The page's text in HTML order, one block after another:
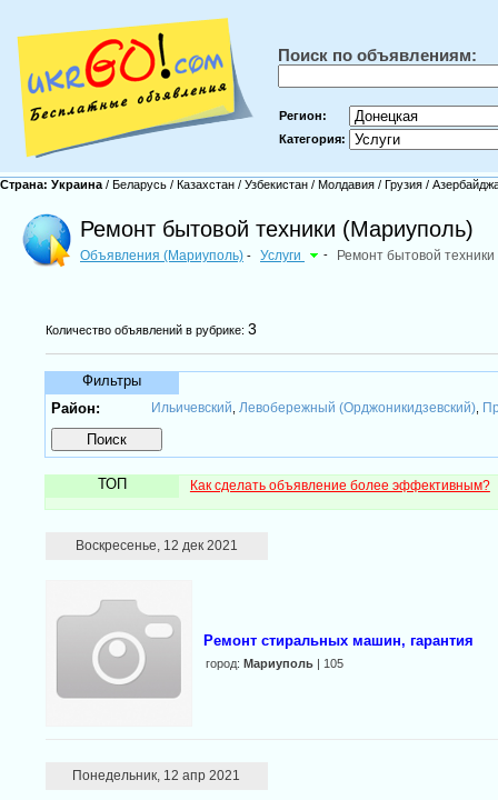
Поиск по объявлениям:
Регион:
Категория:
Страна: Украина / Беларусь / Казахстан / Узбекистан / Молдавия / Грузия /
Ремонт бытовой техники (Мариуполь)
Объявления (Мариуполь) - Услуги - Ремонт бытовой техники
Количество объявлений в рубрике: 3
Фильтры
Район:
Ильичевский Левобережный (Орджоникидзевский),
ТОП Как сделать объявление более эффективным?
Воскресенье, 12 дек 2021
Ремонт стиральных машин, гарантия
город: Мариуполь| 105
Понедельник, 12 апр 2021